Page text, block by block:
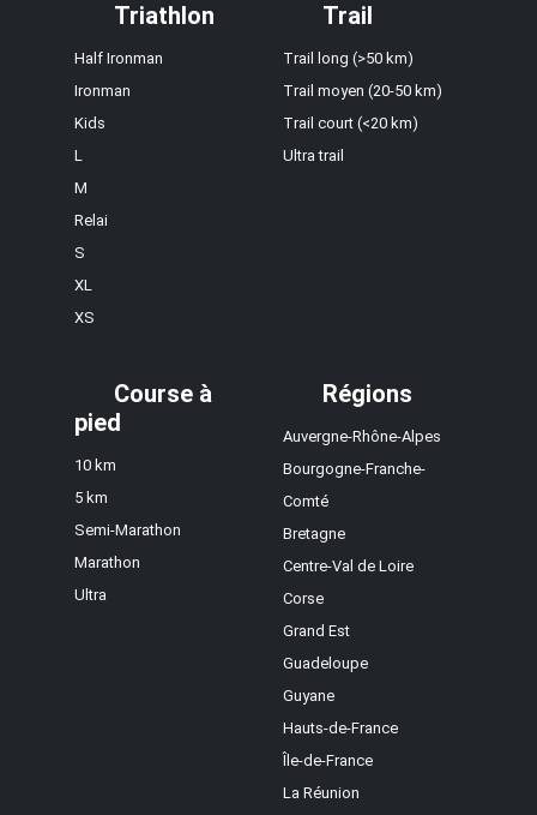
Triathlon
Half Ironman
Ironman
Kids
L
M
Relai
S
XL
XS
Trail
Trail long (>50 km)
Trail moyen (20-50 km)
Trail court (<20 km)
Ultra trail
Course à
pied
10 km
5 km
Semi-Marathon
Marathon
Ultra
Régions
Auvergne-Rhône-Alpes
Bourgogne-Franche-
Comté
Bretagne
Centre-Val de Loire
Corse
Grand Est
Guadeloupe
Guyane
Hauts-de-France
Île-de-France
La Réunion